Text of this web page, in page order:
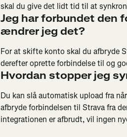
skal du give det lidt tid til at
Jeg har forbundet den
ændrer jeg det?
For at skifte konto skal du afbryde
derefter oprette forbindelse til og
Hvordan stopper jeg
Du kan slå automatisk upload fra
afbryde forbindelsen til Strava fra
integrationen er afbrudt, vil ingen